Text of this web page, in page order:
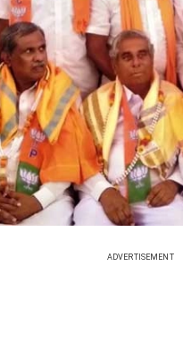
ADVERTISEMENT